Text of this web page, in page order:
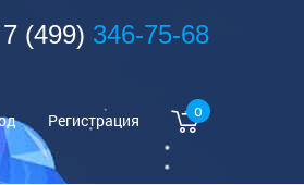
(499) 346-75-68
Регистрация 0